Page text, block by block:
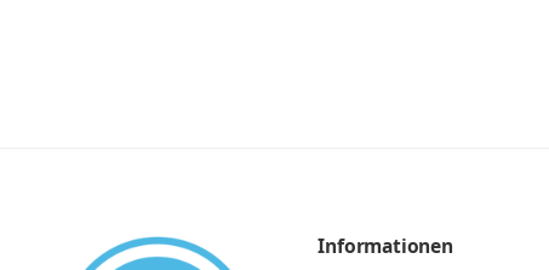
Informationen